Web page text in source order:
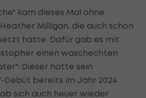
kam dieses Mal ohne
Milligan, die auch schon
hatte. Dafür gab es mit
einen waschechten
Dieser hatte sein
Debüt bereits im Jahr 2024
sich auch heuer wieder